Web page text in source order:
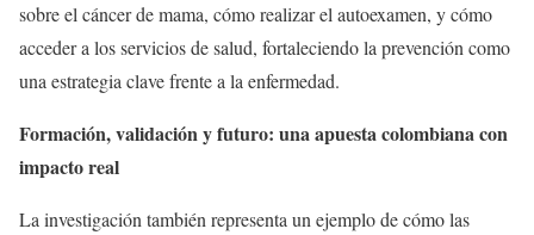
sobre el cáncer de mama, cómo realizar el autoexamen, y cómo
acceder a los servicios de salud, fortaleciendo la prevención como
una estrategia clave frente a la enfermedad.
Formación, validación y futuro: una apuesta colombiana con
impacto real
La investigación también representa un ejemplo de cómo las